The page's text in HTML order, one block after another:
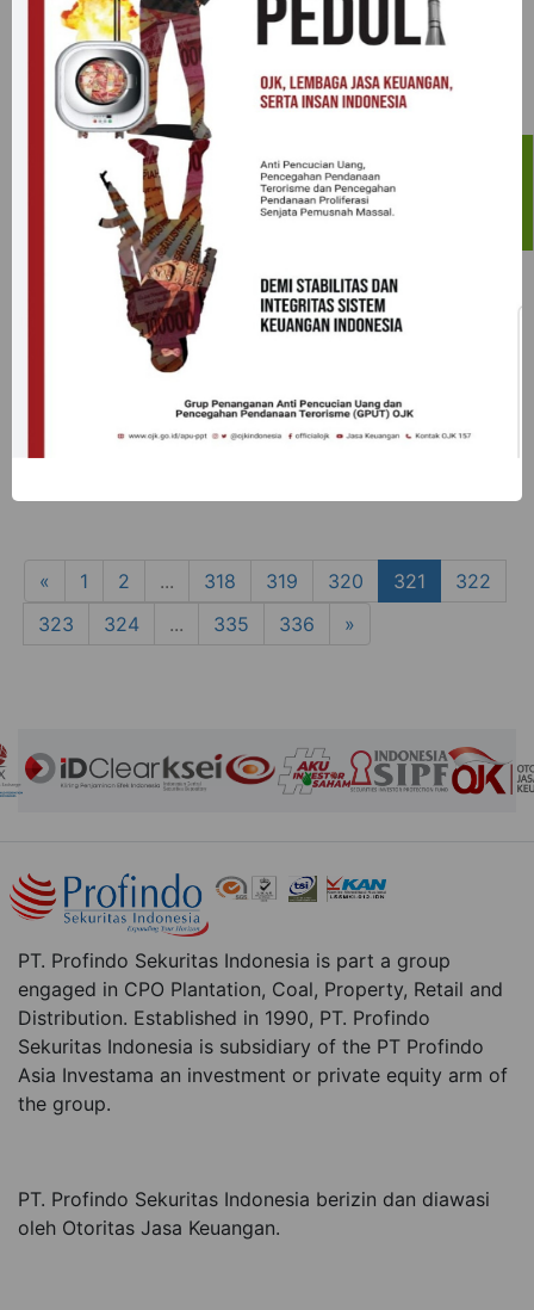
eskpektasi. Secara keseluruhan, laba perusahaan-
perusahaan tersebut tela...
Readmore
Profindo Trading Idea 190123
Selamat pagi,
Wall Street pada perdagangan Selasa waktu setempat
berakhir melemah lebih dari satu persen dipicu
menyusul lemahnya rilis data perekonomian China
yakni PDB tumbuh 6.6% sesuai dengan perkiraan
namun juga menjadi laju terlemah yang dibukukan
China sejak 1990. Hal ini ke...
Readmore
« 1 2 ... 318 319 320 321
322
323
324 ... 335 336 »
PT. Profindo Sekuritas Indonesia is part a group
engaged in CPO Plantation, Coal, Property, Retail and
Distribution. Established in 1990, PT. Profindo
Sekuritas Indonesia is subsidiary of the PT Profindo
Asia Investama an investment or private equity arm of
the group.
PT. Profindo Sekuritas Indonesia berizin dan diawasi
oleh Otoritas Jasa Keuangan.